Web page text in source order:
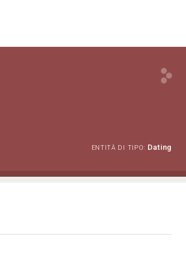
ENTITÀ DI TIPO: Dating